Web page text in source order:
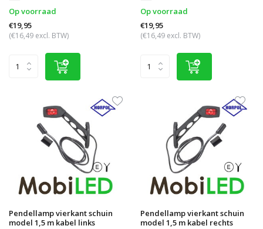
Op voorraad
€19,95
(€16,49 excl. BTW)
Op voorraad
€19,95
(€16,49 excl. BTW)
Pendellamp vierkant schuin
model 1,5 m kabel links
Pendellamp vierkant schuin
model 1,5 m kabel rechts